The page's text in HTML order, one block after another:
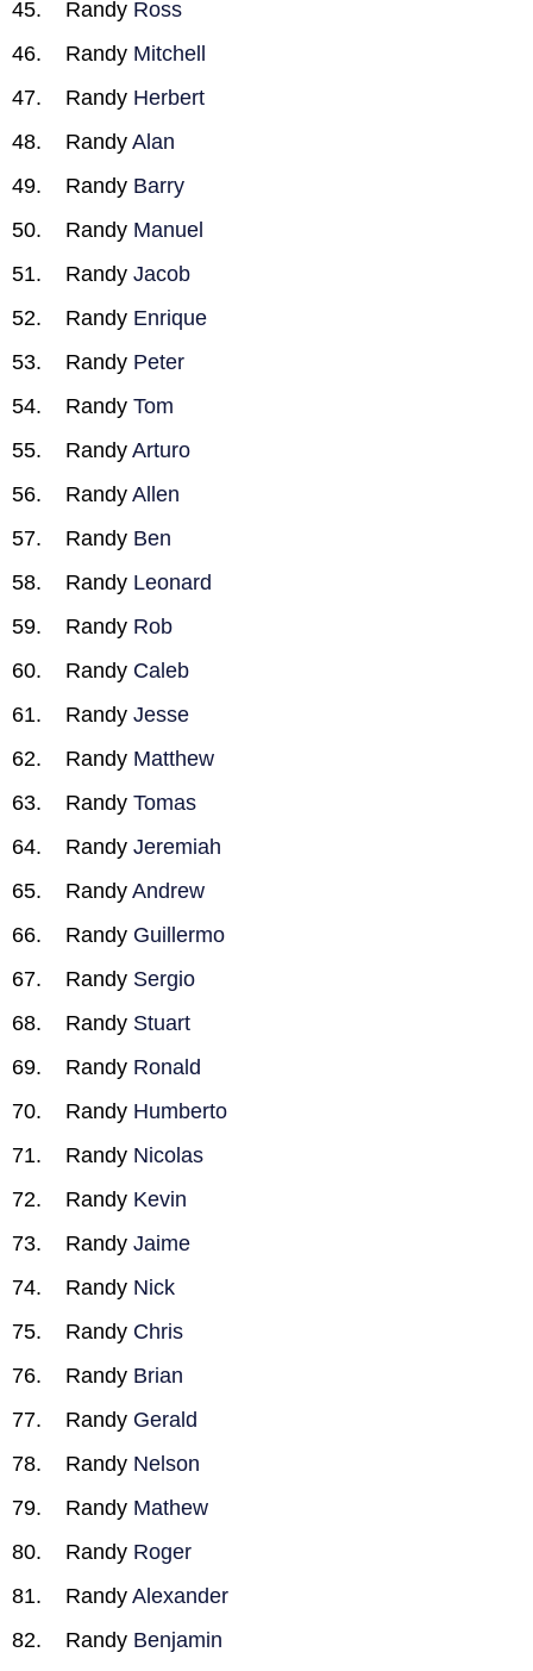
Randy Ross
Randy Mitchell
Randy Herbert
Randy Alan
Randy Barry
Randy Manuel
Randy Jacob
Randy Enrique
Randy Peter
Randy Tom
Randy Arturo
Randy Allen
Randy Ben
Randy Leonard
Randy Rob
Randy Caleb
Randy Jesse
Randy Matthew
Randy Tomas
Randy Jeremiah
Randy Andrew
Randy Guillermo
Randy Sergio
Randy Stuart
Randy Ronald
Randy Humberto
Randy Nicolas
Randy Kevin
Randy Jaime
Randy Nick
Randy Chris
Randy Brian
Randy Gerald
Randy Nelson
Randy Mathew
Randy Roger
Randy Alexander
Randy Benjamin